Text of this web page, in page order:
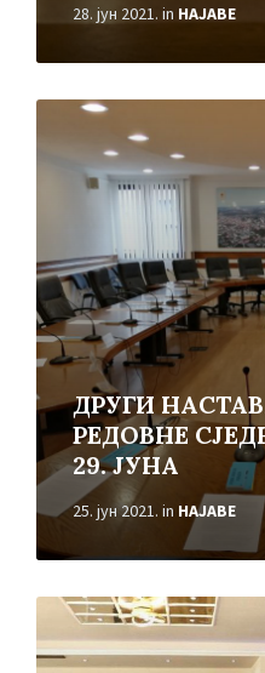
28. јун 2021. in НАЈАВЕ
ДРУГИ
РЕДОВНЕ
29. ЈУНА
25. јун 2021. in НАЈАВЕ
Read
Read